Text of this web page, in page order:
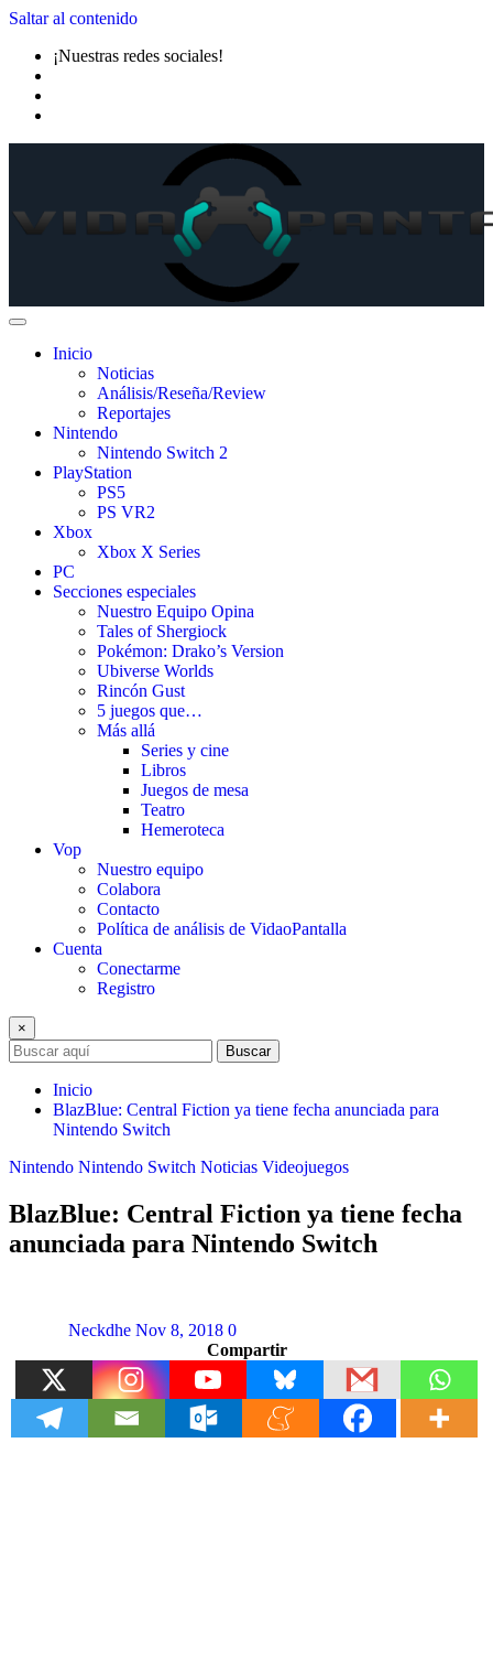
Saltar al contenido
¡Nuestras redes sociales!
Inicio
Noticias
Análisis/Reseña/Review
Reportajes
Nintendo
Nintendo Switch 2
PlayStation
PS5
PS VR2
Xbox
Xbox X Series
PC
Secciones especiales
Nuestro Equipo Opina
Tales of Shergiock
Pokémon: Drako’s Version
Ubiverse Worlds
Rincón Gust
5 juegos que…
Más allá
Series y cine
Libros
Juegos de mesa
Teatro
Hemeroteca
Vop
Nuestro equipo
Colabora
Contacto
Política de análisis de VidaoPantalla
Cuenta
Conectarme
Registro
×
Buscar
Inicio
BlazBlue: Central Fiction ya tiene fecha anunciada para
Nintendo Switch
Nintendo Nintendo Switch Noticias Videojuegos
BlazBlue: Central Fiction ya tiene fecha
anunciada para Nintendo Switch
Neckdhe Nov 8, 2018 0
Compartir